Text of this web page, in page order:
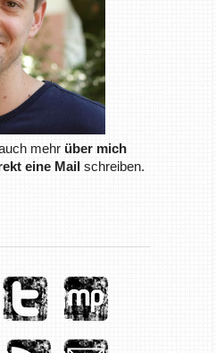
mehr über mich
eine Mailschreiben.